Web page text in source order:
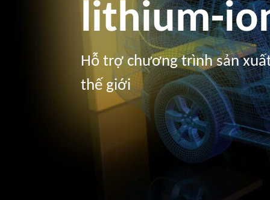
lithium-
Hỗ trợ chương trình sản
thế giới